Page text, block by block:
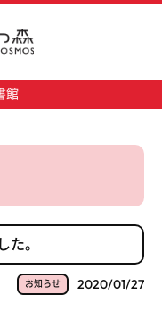
館
。
お知らせ 2020/01/27